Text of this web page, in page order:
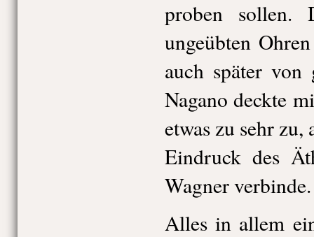
proben sollen.
ungeübten
auch später von
Nagano deckte
etwas zu sehr zu,
Eindruck des
Wagner verbinde.
Alles in allem